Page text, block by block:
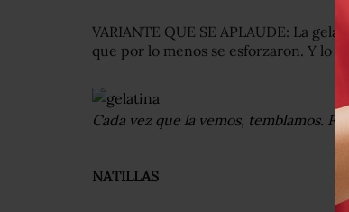
VARIANTE QUE SE APLAUDE: La
que por lo menos se esforzaron. Y lo
Cada vez que la vemos, temblamos.
NATILLAS